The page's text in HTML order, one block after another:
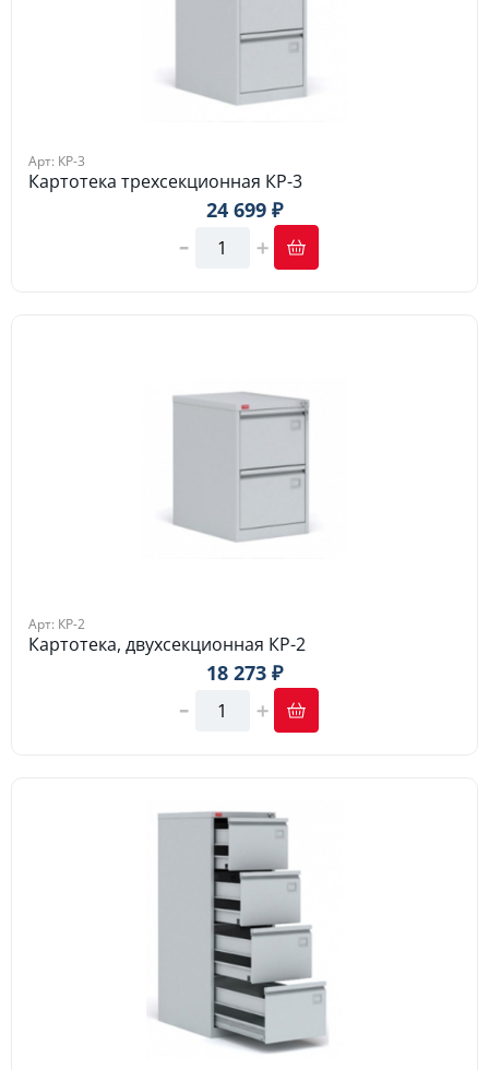
Арт: КР-3
Картотека трехсекционная КР-3
24 699 ₽
Арт: КР-2
Картотека, двухсекционная КР-2
18 273 ₽